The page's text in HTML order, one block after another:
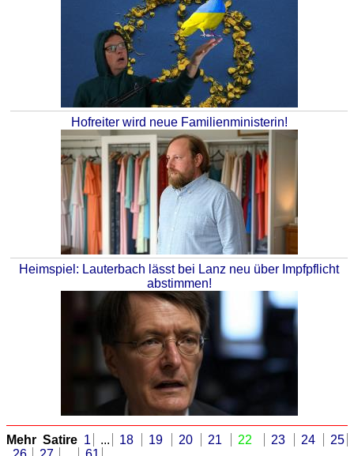
Hofreiter wird neue Familienministerin!
Heimspiel: Lauterbach lässt bei Lanz neu über Impfpflicht
abstimmen!
Mehr Satire 1 ... 18 19 20 21 22 23 24
25